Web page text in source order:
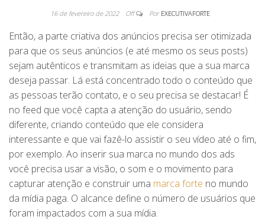
16 de fevereiro de 2022 Off Por EXECUTIVAFORTE
Então, a parte criativa dos anúncios precisa ser otimizada
para que os seus anúncios (e até mesmo os seus posts)
sejam autênticos e transmitam as ideias que a sua marca
deseja passar. Lá está concentrado todo o conteúdo que
as pessoas terão contato, e o seu precisa se destacar! É
no feed que você capta a atenção do usuário, sendo
diferente, criando conteúdo que ele considera
interessante e que vai fazê-lo assistir o seu vídeo até o fim,
por exemplo. Ao inserir sua marca no mundo dos ads
você precisa usar a visão, o som e o movimento para
capturar atenção e construir uma marca forte no mundo
da mídia paga. O alcance define o número de usuários que
foram impactados com a sua mídia.